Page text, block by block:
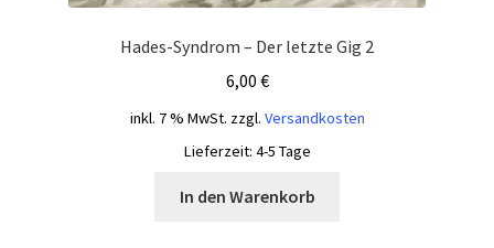
Hades-Syndrom – Der letzte Gig 2
6,00 €
inkl. 7 % MwSt. zzgl. Versandkosten
Lieferzeit: 4-5 Tage
In den Warenkorb